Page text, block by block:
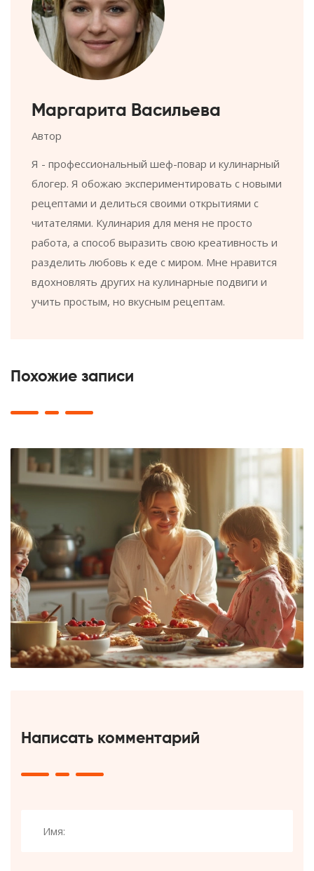
Маргарита Васильева
Автор
Я - профессиональный шеф-повар и кулинарный
блогер. Я обожаю экспериментировать с новыми
рецептами и делиться своими открытиями с
читателями. Кулинария для меня не просто
работа, а способ выразить свою креативность и
разделить любовь к еде с миром. Мне нравится
вдохновлять других на кулинарные подвиги и
учить простым, но вкусным рецептам.
Похожие записи
Написать комментарий